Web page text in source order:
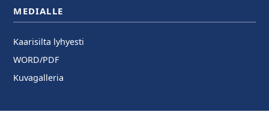
MEDIALLE
Kaarisilta lyhyesti
WORD/PDF
Kuvagalleria